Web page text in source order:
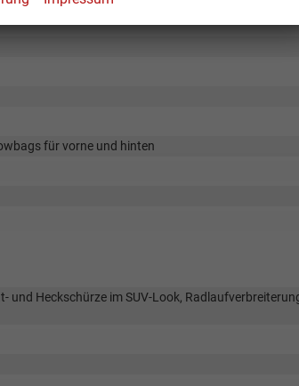
für vorne und hinten
und Heckschürze im SUV-Look,